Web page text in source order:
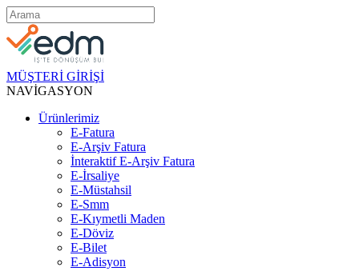
MÜŞTERİ GİRİŞİ
NAVİGASYON
Ürünlerimiz
E-Fatura
E-Arşiv Fatura
İnteraktif E-Arşiv Fatura
E-İrsaliye
E-Müstahsil
E-Smm
E-Kıymetli Maden
E-Döviz
E-Bilet
E-Adisyon